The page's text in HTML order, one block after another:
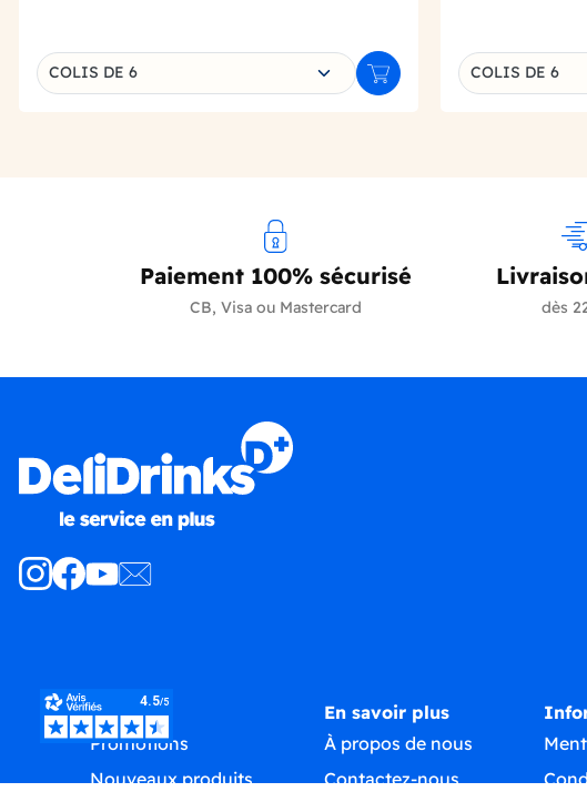
Choisissez une déclinaison
COLIS DE 6 Ajouter au panier
Choisissez une
COLIS DE 6
Paiement 100% sécurisé
CB, Visa ou Mastercard dès
Produits
Promotions
Nouveaux produits
En savoir plus
À propos de nous
Contactez-nous